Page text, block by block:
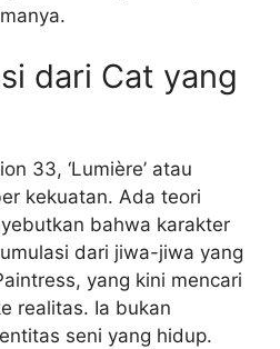
dari Cat yang
33, ‘Lumière’ atau
kekuatan. Ada teori
bahwa karakter
dari jiwa-jiwa yang
yang kini mencari
realitas. Ia bukan
seni yang hidup.